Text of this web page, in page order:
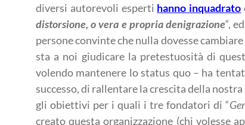
diversi autorevoli esperti hanno inquadrato
distorsione, o vera e propriadenigrazione“,
persone convinte che nulla dovesse
sta a noi giudicare la pretestuosità di
volendo mantenere lo status quo – ha
successo, di rallentare la crescita della
gli obiettivi per i quali i tre fondatori di “
creato questa organizzazione (chi volesse